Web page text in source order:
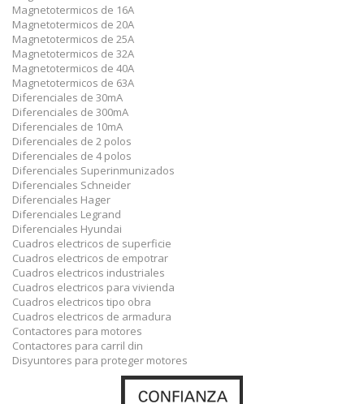
Magnetotermicos de 16A
Magnetotermicos de 20A
Magnetotermicos de 25A
Magnetotermicos de 32A
Magnetotermicos de 40A
Magnetotermicos de 63A
Diferenciales de 30mA
Diferenciales de 300mA
Diferenciales de 10mA
Diferenciales de 2 polos
Diferenciales de 4 polos
Diferenciales Superinmunizados
Diferenciales Schneider
Diferenciales Hager
Diferenciales Legrand
Diferenciales Hyundai
Cuadros electricos de superficie
Cuadros electricos de empotrar
Cuadros electricos industriales
Cuadros electricos para vivienda
Cuadros electricos tipo obra
Cuadros electricos de armadura
Contactores para motores
Contactores para carril din
Disyuntores para proteger motores